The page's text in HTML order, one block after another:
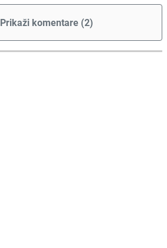
Prikaži komentare (2)